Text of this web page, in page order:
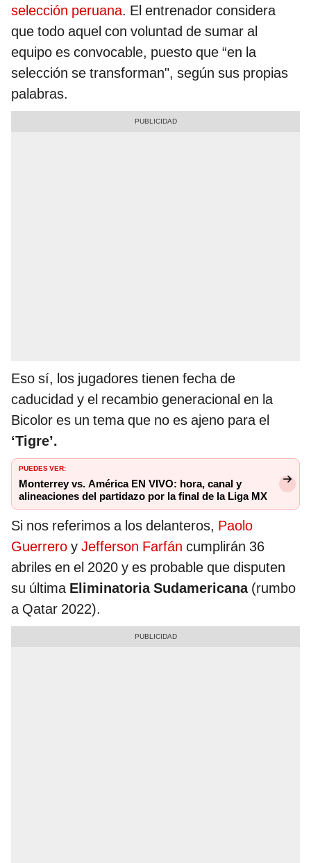
selección peruana. El entrenador considera
que todo aquel con voluntad de sumar al
equipo es convocable, puesto que “en la
selección se transforman", según sus propias
palabras.
Eso sí, los jugadores tienen fecha de
caducidad y el recambio generacional en la
Bicolor es un tema que no es ajeno para el
‘Tigre’.
PUEDES VER:
Monterrey vs. América EN VIVO: hora, canal y
alineaciones del partidazo por la final de la Liga MX
Si nos referimos a los delanteros, Paolo
Guerrero y Jefferson Farfán cumplirán 36
abriles en el 2020 y es probable que disputen
su última Eliminatoria Sudamericana(rumbo
a Qatar 2022).